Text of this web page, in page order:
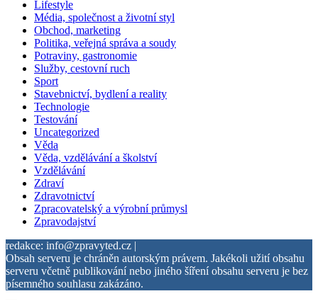
Lifestyle
Média, společnost a životní styl
Obchod, marketing
Politika, veřejná správa a soudy
Potraviny, gastronomie
Služby, cestovní ruch
Sport
Stavebnictví, bydlení a reality
Technologie
Testování
Uncategorized
Věda
Věda, vzdělávání a školství
Vzdělávání
Zdraví
Zdravotnictví
Zpracovatelský a výrobní průmysl
Zpravodajství
redakce: info@zpravyted.cz |
Obsah serveru je chráněn autorským právem. Jakékoli užití obsahu
serveru včetně publikování nebo jiného šíření obsahu serveru je bez
písemného souhlasu zakázáno.